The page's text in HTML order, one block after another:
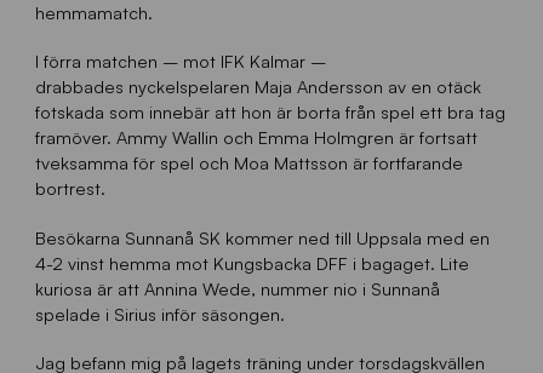
hemmamatch.
I förra matchen – mot IFK Kalmar –
drabbades nyckelspelaren Maja Andersson av en otäck
fotskada som innebär att hon är borta från spel ett bra tag
framöver. Ammy Wallin och Emma Holmgren är fortsatt
tveksamma för spel och Moa Mattsson är fortfarande
bortrest.
Besökarna Sunnanå SK kommer ned till Uppsala med en
4-2 vinst hemma mot Kungsbacka DFF i bagaget. Lite
kuriosa är att Annina Wede, nummer nio i Sunnanå
spelade i Sirius inför säsongen.
Jag befann mig på lagets träning under torsdagskvällen